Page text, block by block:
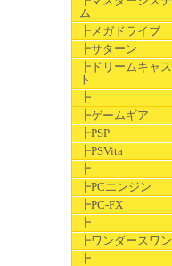
ム
┣メガドライブ
┣サターン
┣ドリームキャス
ト
┣
┣ゲームギア
┣PSP
┣PSVita
┣
┣PCエンジン
┣PC-FX
┣
┣ワンダースワン
┣